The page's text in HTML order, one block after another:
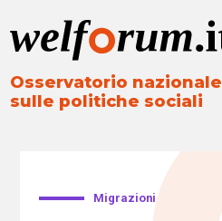
Osservatorio nazionale
sulle politiche sociali
Migrazioni